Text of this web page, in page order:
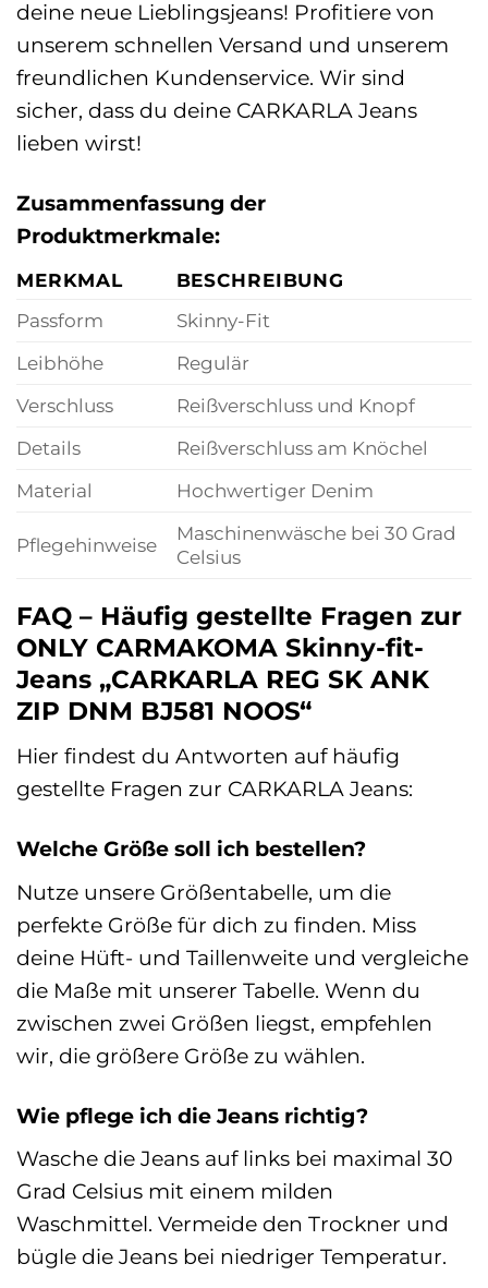
deine neue Lieblingsjeans! Profitiere von
unserem schnellen Versand und unserem
freundlichen Kundenservice. Wir sind
sicher, dass du deine CARKARLA Jeans
lieben wirst!
Zusammenfassung der
Produktmerkmale:
MERKMAL
BESCHREIBUNG
Passform
Skinny-Fit
Leibhöhe
Regulär
Verschluss
Reißverschluss und Knopf
Details
Reißverschluss am Knöchel
Material
Hochwertiger Denim
Pflegehinweise
Maschinenwäsche bei 30 Grad
Celsius
FAQ – Häufig gestellte Fragen zur
ONLY CARMAKOMA Skinny-fit-
Jeans „CARKARLA REG SK ANK
ZIP DNM BJ581 NOOS“
Hier findest du Antworten auf häufig
gestellte Fragen zur CARKARLA Jeans:
Welche Größe soll ich bestellen?
Nutze unsere Größentabelle, um die
perfekte Größe für dich zu finden. Miss
deine Hüft- und Taillenweite und vergleiche
die Maße mit unserer Tabelle. Wenn du
zwischen zwei Größen liegst, empfehlen
wir, die größere Größe zu wählen.
Wie pflege ich die Jeans richtig?
Wasche die Jeans auf links bei maximal 30
Grad Celsius mit einem milden
Waschmittel. Vermeide den Trockner und
bügle die Jeans bei niedriger Temperatur.